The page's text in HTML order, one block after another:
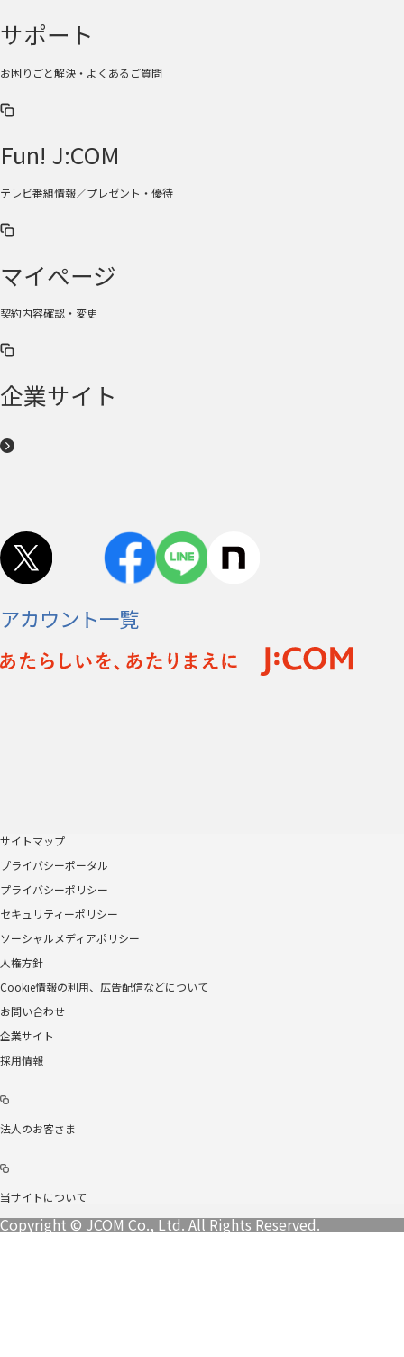
サポート
お困りごと解決・よくあるご質問
Fun! J:COM
テレビ番組情報／プレゼント・優待
マイページ
契約内容確認・変更
企業サイト
アカウント一覧
サイトマップ
プライバシーポータル
プライバシーポリシー
セキュリティーポリシー
ソーシャルメディアポリシー
人権方針
Cookie情報の利用、広告配信などについて
お問い合わせ
企業サイト
採用情報
法人のお客さま
当サイトについて
Copyright © JCOM Co., Ltd. All Rights Reserved.